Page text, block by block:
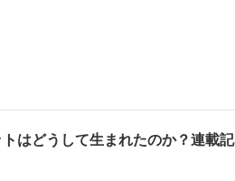
はどうして生まれたのか？連載記